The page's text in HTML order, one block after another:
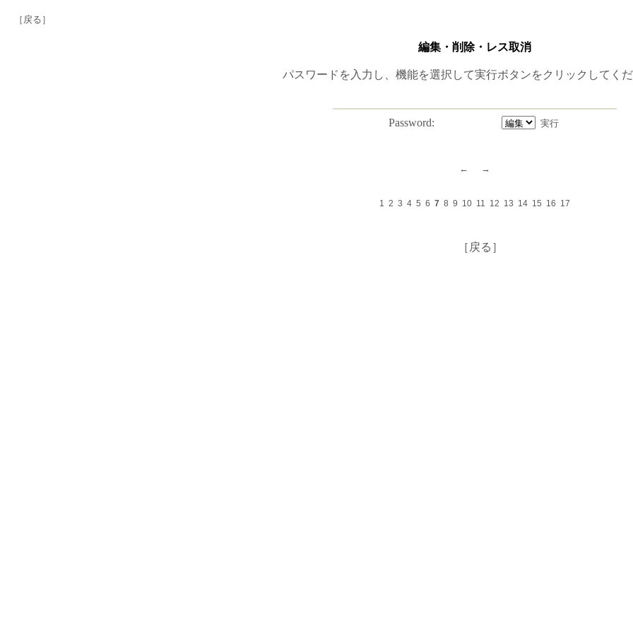
［戻る］
編集・削除・レス取消
パスワードを入力し、機能を選択して実行ボタンをクリックしてく
Password:
1 2 3 4 5 6 7 8 9 10 11 12 13 14 15 16 17
［戻る］